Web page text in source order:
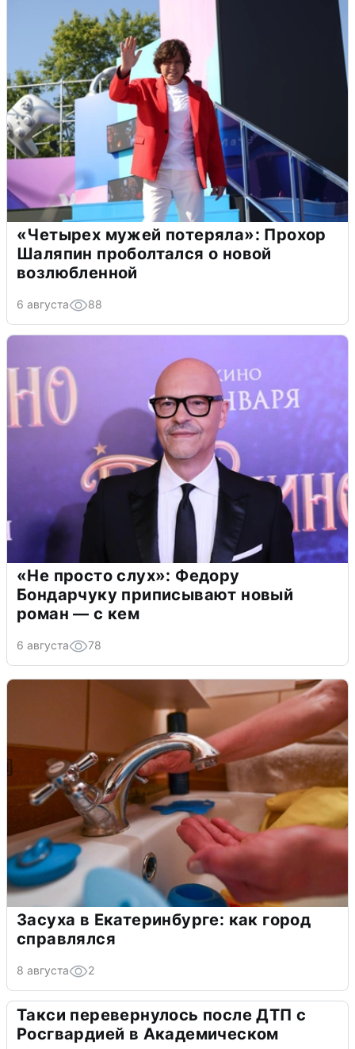
«Четырех мужей потеряла»: Прохор
Шаляпин проболтался о новой
возлюбленной
6 августа 88
«Не просто слух»: Федору
Бондарчуку приписывают новый
роман — с кем
6 августа 78
Засуха в Екатеринбурге: как город
справлялся
8 августа 2
Такси перевернулось после ДТП с
Росгвардией в Академическом